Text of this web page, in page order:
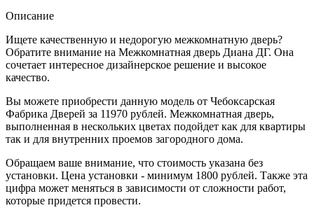
Описание
Ищете качественную и недорогую межкомнатную дверь?
Обратите внимание на Межкомнатная дверь Диана ДГ. Она
сочетает интересное дизайнерское решение и высокое
качество.
Вы можете приобрести данную модель от Чебоксарская
Фабрика Дверей за 11970 рублей. Межкомнатная дверь,
выполненная в нескольких цветах подойдет как для квартиры
так и для внутренних проемов загородного дома.
Обращаем ваше внимание, что стоимость указана без
установки. Цена установки - минимум 1800 рублей. Также эта
цифра может меняться в зависимости от сложности работ,
которые придется провести.